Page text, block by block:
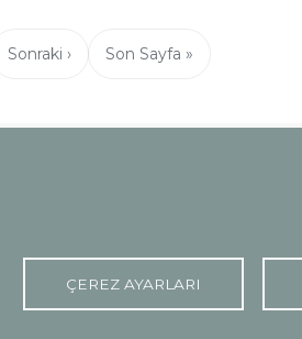
Sonraki
Sonraki ›
Son
Son Sayfa »
ÇEREZ AYARLARI